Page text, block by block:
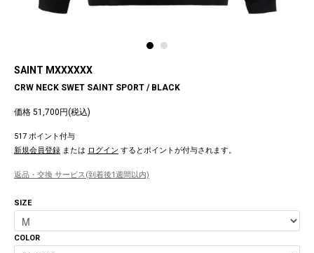
SAINT MXXXXXX
CRW NECK SWET SAINT SPORT / BLACK
価格 51,700円(税込)
517 ポイント付与
新規会員登録 または ログイン するとポイントが付与されます。
返品・交換 サービス(到着後1週間以内)
SIZE
COLOR